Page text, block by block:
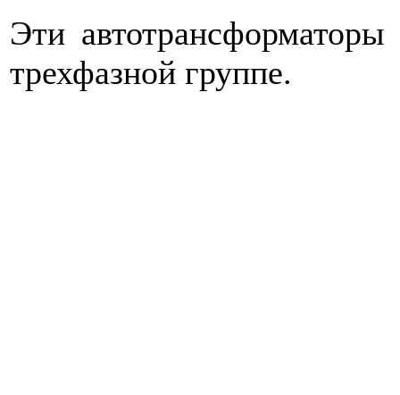
Эти
трехфазной группе.